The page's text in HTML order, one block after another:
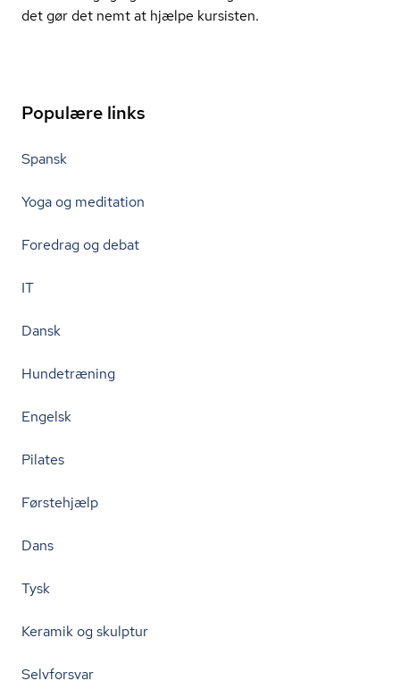
det gør det nemt at hjælpe kursisten.
Populære links
Spansk
Yoga og meditation
Foredrag og debat
IT
Dansk
Hundetræning
Engelsk
Pilates
Førstehjælp
Dans
Tysk
Keramik og skulptur
Selvforsvar